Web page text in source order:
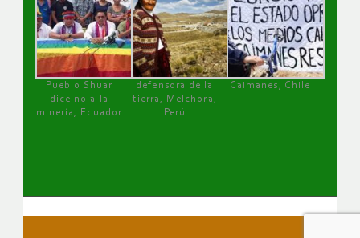
Pueblo Shuar
dice no a la
minería, Ecuador
defensora de la
tierra, Melchora,
Perú
Caimanes, Chile